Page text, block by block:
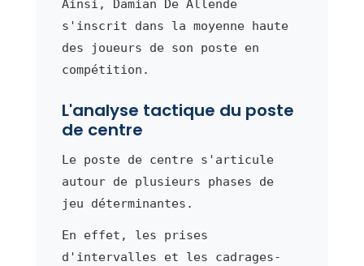
Ainsi, Damian De Allende
s'inscrit dans la moyenne haute
des joueurs de son poste en
compétition.
L'analyse tactique du poste
de centre
Le poste de centre s'articule
autour de plusieurs phases de
jeu déterminantes.
En effet, les prises
d'intervalles et les cadrages-